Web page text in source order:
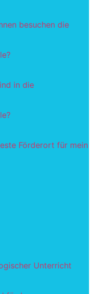
besuchen die
in die
Förderort für mein
Unterricht